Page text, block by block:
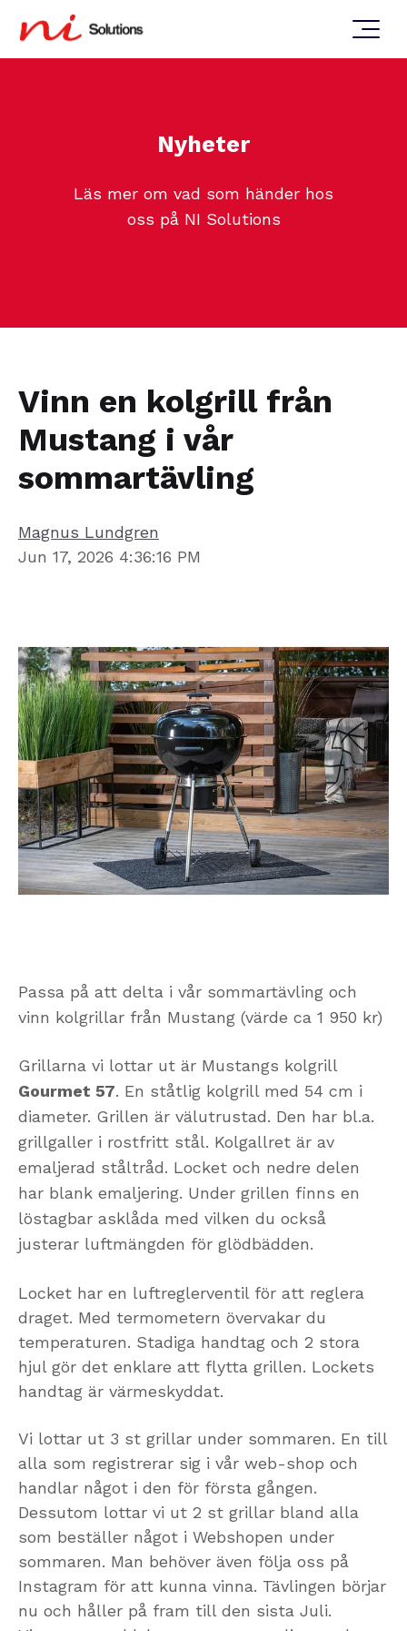
Nyheter
Läs mer om vad som händer hos
oss på NI Solutions
Vinn en kolgrill från
Mustang i vår
sommartävling
Magnus Lundgren
Jun 17, 2026 4:36:16 PM
Passa på att delta i vår sommartävling och
vinn kolgrillar från Mustang (värde ca 1 950 kr)
Grillarna vi lottar ut är Mustangs kolgrill
Gourmet 57. En ståtlig kolgrill med 54 cm i
diameter. Grillen är välutrustad. Den har bl.a.
grillgaller i rostfritt stål. Kolgallret är av
emaljerad ståltråd. Locket och nedre delen
har blank emaljering. Under grillen finns en
löstagbar asklåda med vilken du också
justerar luftmängden för glödbädden.
Locket har en luftreglerventil för att reglera
draget. Med termometern övervakar du
temperaturen. Stadiga handtag och 2 stora
hjul gör det enklare att flytta grillen. Lockets
handtag är värmeskyddat.
Vi lottar ut 3 st grillar under sommaren. En till
alla som registrerar sig i vår web-shop och
handlar något i den för första gången.
Dessutom lottar vi ut 2 st grillar bland alla
som beställer något i Webshopen under
sommaren. Man behöver även följa oss på
Instagram för att kunna vinna. Tävlingen börjar
nu och håller på fram till den sista Juli.